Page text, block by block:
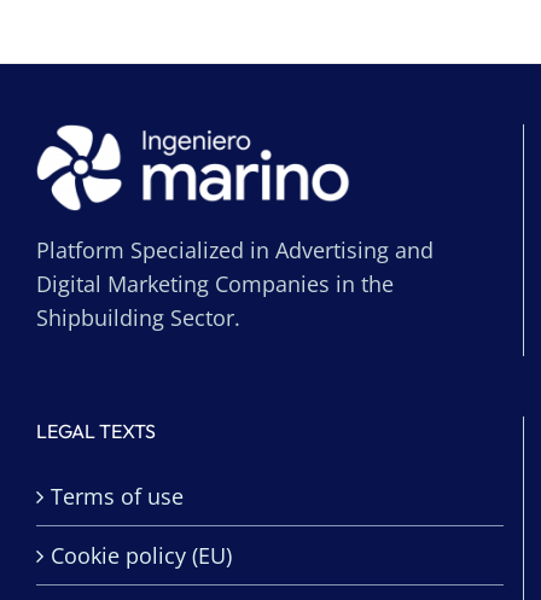
Platform Specialized in Advertising and
Digital Marketing Companies in the
Shipbuilding Sector.
LEGAL TEXTS
Terms of use
Cookie policy (EU)